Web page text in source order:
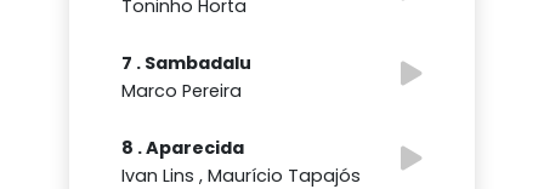
Toninho Horta
7 . Sambadalu
Marco Pereira
8 . Aparecida
Ivan Lins , Maurício Tapajós